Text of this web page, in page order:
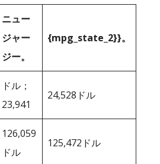
ニュー
ジャー
ジー。
{mpg_state_2}}。
ドル；
23,941
24,528ドル
126,059
ドル
125,472ドル